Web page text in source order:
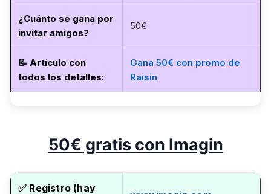
¿Cuánto se gana por
invitar amigos?
50€
📝 Artículo con
todos los detalles:
Gana 50€ con promo de
Raisin
50€ gratis con Imagin
✅ Registro (hay